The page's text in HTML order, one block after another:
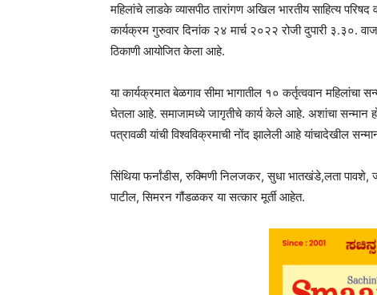
महिलांचे लाडके व्यासपीठ तारांगण अखिल भारतीय साहित्य
कार्यक्रम गुरुवार दिनांक २४ मार्च २०२२ रोजी दुपारी ३.३०.
ठिकाणी आयोजित केला आहे.
या कार्यक्रमात बेळगाव सीमा भागातील १० कर्तृत्ववान महिलांचा
घेतला आहे. समाजामध्ये जागृतीचे कार्य केले आहे. अशांचा सन्मान
पत्रावळी यांची विश्वविक्रमाची नोंद झालेली आहे यांचादेखील
सिंथिया फर्नांडीस, रुक्मिणी निलजकर, सुधा भातखंडे,लता पावशे,
पाटील, सिमरन गौंडळकर या सत्कार मूर्ती आहेत.